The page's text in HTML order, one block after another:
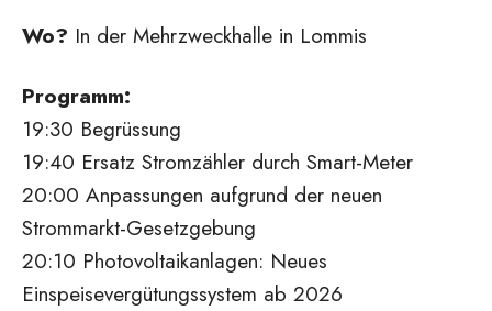
Wo? In der Mehrzweckhalle in Lommis
Programm:
19:30 Begrüssung
19:40 Ersatz Stromzähler durch Smart-Meter
20:00 Anpassungen aufgrund der neuen
Strommarkt-Gesetzgebung
20:10 Photovoltaikanlagen: Neues
Einspeisevergütungssystem ab 2026